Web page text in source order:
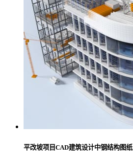
平改坡项目CAD建筑设计中钢结构图纸